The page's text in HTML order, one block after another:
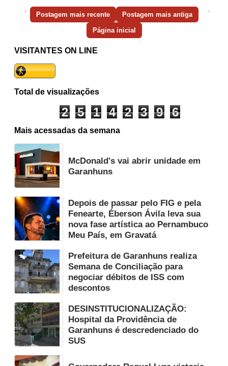
Postagem mais recente Postagem mais antiga
Página inicial
VISITANTES ON LINE
Total de visualizações
2 5 1 4 2 3 9 6
Mais acessadas da semana
McDonald's vai abrir unidade em
Garanhuns
Depois de passar pelo FIG e pela
Fenearte, Éberson Ávila leva sua
nova fase artística ao Pernambuco
Meu País, em Gravatá
Prefeitura de Garanhuns realiza
Semana de Conciliação para
negociar débitos de ISS com
descontos
DESINSTITUCIONALIZAÇÃO:
Hospital da Providência de
Garanhuns é descredenciado do
SUS